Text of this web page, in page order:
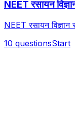
NEET रसायन
NEET रसायन
10 questionsStart